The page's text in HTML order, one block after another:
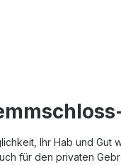
Ihr Hab und Gut
für den privaten